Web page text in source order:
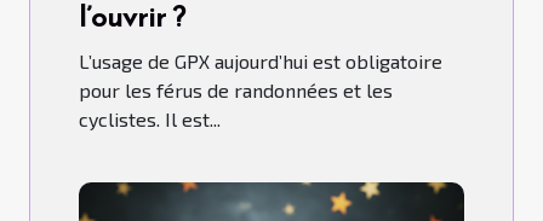
l’ouvrir ?
L’usage de GPX aujourd’hui est obligatoire
pour les férus de randonnées et les
cyclistes. Il est...